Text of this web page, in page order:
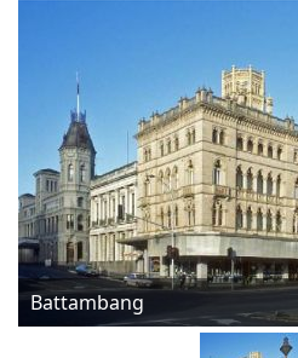
Battambang